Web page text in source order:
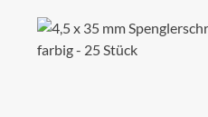
Bildergalerie überspringen